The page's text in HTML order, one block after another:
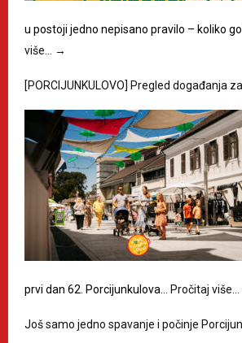
u postoji jedno nepisano pravilo – koliko
više… →
[PORCIJUNKULOVO] Pregled događanja
prvi dan 62. Porcijunkulova… Pročitaj više…
Još samo jedno spavanje i počinje